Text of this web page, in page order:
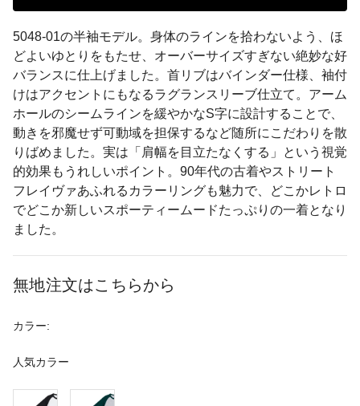
5048-01の半袖モデル。身体のラインを拾わないよう、ほ
どよいゆとりをもたせ、オーバーサイズすぎない絶妙な好
バランスに仕上げました。首リブはバインダー仕様、袖付
けはアクセントにもなるラグランスリーブ仕立て。アーム
ホールのシームラインを緩やかなS字に設計することで、
動きを邪魔せず可動域を担保するなど随所にこだわりを散
りばめました。実は「肩幅を目立たなくする」という視覚
的効果もうれしいポイント。90年代の古着やストリート
フレイヴァあふれるカラーリングも魅力で、どこかレトロ
でどこか新しいスポーティームードたっぷりの一着となり
ました。
無地注文はこちらから
カラー:
人気カラー